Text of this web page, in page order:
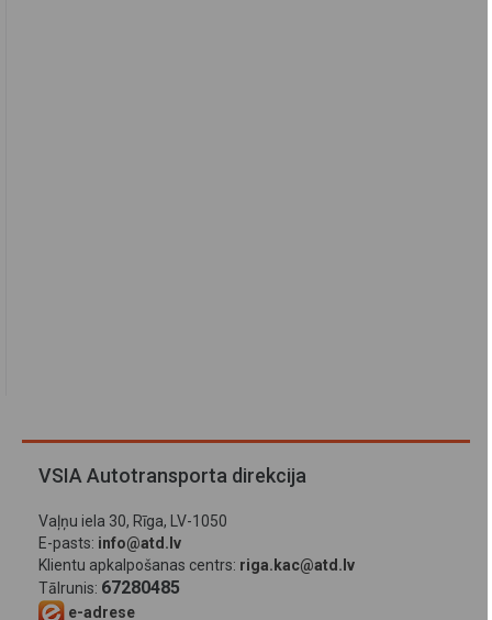
VSIA Autotransporta direkcija
Vaļņu iela 30, Rīga, LV-1050
E-pasts: info@atd.lv
Klientu apkalpošanas centrs: riga.kac@atd.lv
Tālrunis: 67280485
e-adrese